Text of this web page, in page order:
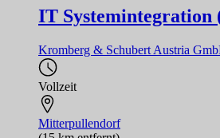
IT Systemintegration
Kromberg & Schubert Austria
Vollzeit
Mitterpullendorf